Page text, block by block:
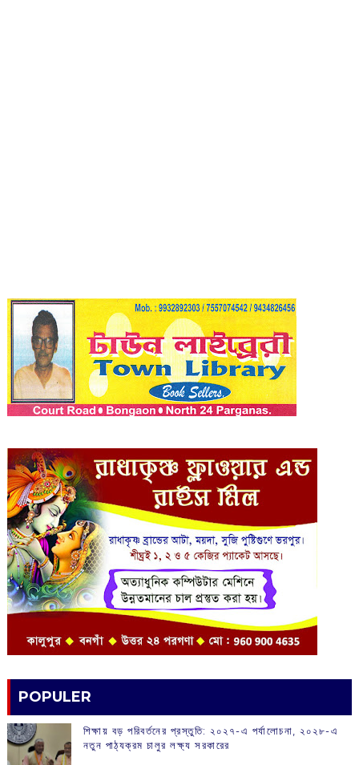
POPULER
শিক্ষায় বড় পরিবর্তনের প্রস্তুতি: ২০২৭-এ পর্যালোচনা, ২০২৮-এ
নতুন পাঠ্যক্রম চালুর লক্ষ্য সরকারের